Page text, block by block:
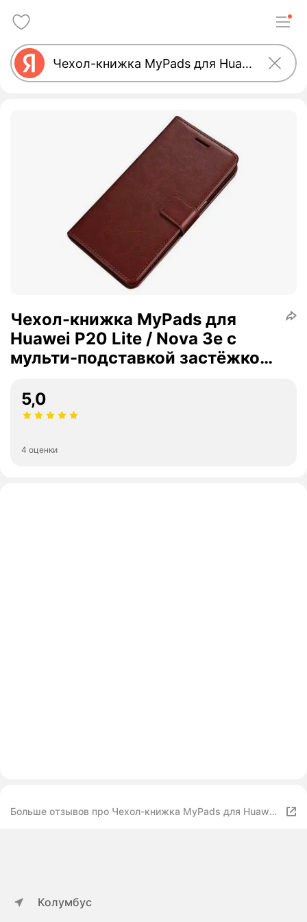
Чехол-книжка MyPads для
Huawei P20 Lite / Nova 3e с
мульти-подставкой застёжкой
5,0
4 оценки
Больше отзывов про Чехол-книжка MyPads для Huawei
Колумбус